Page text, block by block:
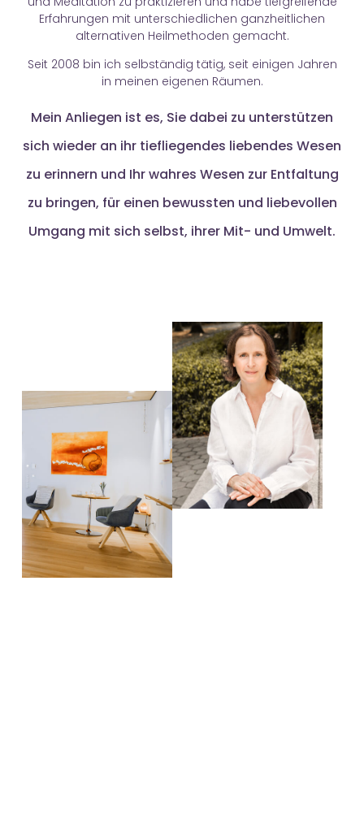
Erfahrungen mit unterschiedlichen ganzheitlichen
alternativen Heilmethoden gemacht.
Seit 2008 bin ich selbständig tätig, seit einigen Jahren
in meinen eigenen Räumen.
Mein Anliegen ist es, Sie dabei zu unterstützen
sich wieder an ihr tiefliegendes liebendes Wesen
zu erinnern und Ihr wahres Wesen zur Entfaltung
zu bringen, für einen bewussten und liebevollen
Umgang mit sich selbst, ihrer Mit- und Umwelt.